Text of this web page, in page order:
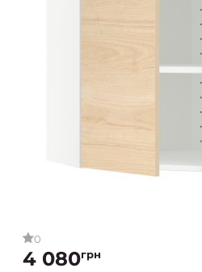
0
4 080грн